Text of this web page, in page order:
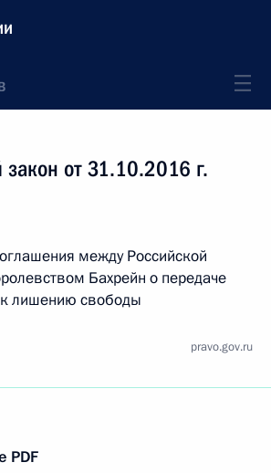
от 31.10.2016 г.
между Российской
Бахрейн о передаче
лишению свободы
pravo.gov.ru
PDF